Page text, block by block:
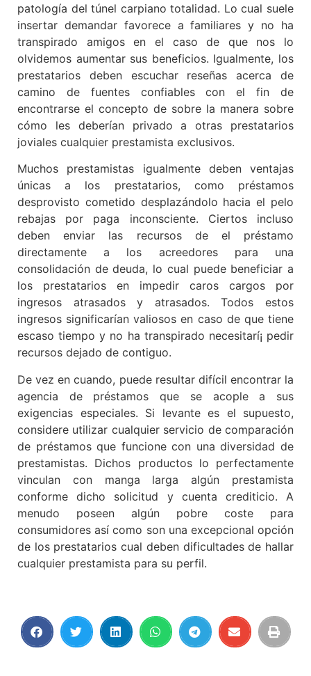
patologí­a del túnel carpiano totalidad. Lo cual suele
insertar demandar favorece a familiares y no ha
transpirado amigos en el caso de que nos lo
olvidemos aumentar sus beneficios. Igualmente, los
prestatarios deben escuchar reseñas acerca de
camino de fuentes confiables con el fin de
encontrarse el concepto de sobre la manera sobre
cómo les deberían privado a otras prestatarios
joviales cualquier prestamista exclusivos.
Muchos prestamistas igualmente deben ventajas
únicas a los prestatarios, como préstamos
desprovisto cometido desplazándolo hacia el pelo
rebajas por paga inconsciente. Ciertos incluso
deben enviar las recursos de el préstamo
directamente a los acreedores para una
consolidación de deuda, lo cual puede beneficiar a
los prestatarios en impedir caros cargos por
ingresos atrasados ​​y atrasados. Todos estos
ingresos significarían valiosos en caso de que tiene
escaso tiempo y no ha transpirado necesitarí¡ pedir
recursos dejado de contiguo.
De vez en cuando, puede resultar difícil encontrar la
agencia de préstamos que se acople a sus
exigencias especiales. Si levante es el supuesto,
considere utilizar cualquier servicio de comparación
de préstamos que funcione con una diversidad de
prestamistas. Dichos productos lo perfectamente
vinculan con manga larga algún prestamista
conforme dicho solicitud y cuenta crediticio. A
menudo poseen algún pobre coste para
consumidores así­ como son una excepcional opción
de los prestatarios cual deben dificultades de hallar
cualquier prestamista para su perfil.